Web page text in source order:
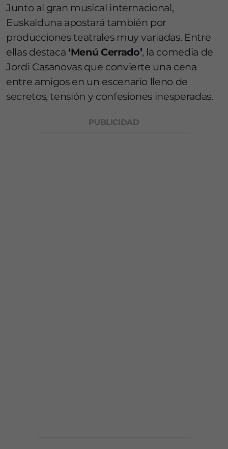
Junto al gran musical internacional,
Euskalduna apostará también por
producciones teatrales muy variadas. Entre
ellas destaca‘Menú Cerrado’, la comedia de
Jordi Casanovas que convierte una cena
entre amigos en un escenario lleno de
secretos, tensión y confesiones inesperadas.
PUBLICIDAD